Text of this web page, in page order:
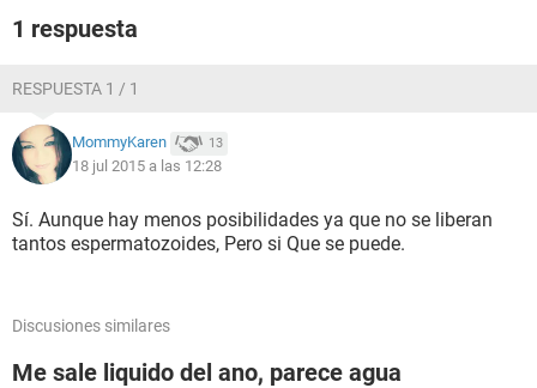
1 respuesta
RESPUESTA 1 / 1
MommyKaren 13
18 jul 2015 a las 12:28
Sí. Aunque hay menos posibilidades ya que no se liberan
tantos espermatozoides, Pero si Que se puede.
Discusiones similares
Me sale liquido del ano, parece agua